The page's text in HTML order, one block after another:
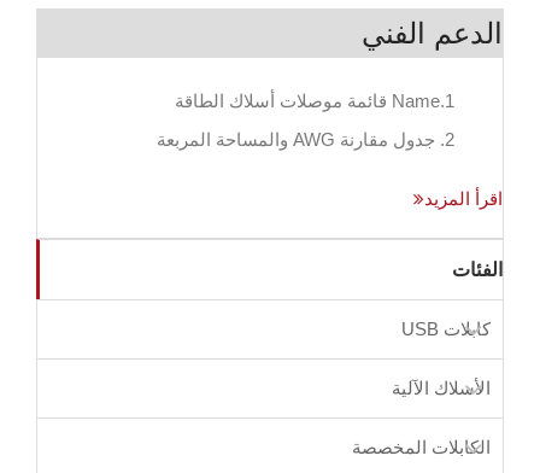
الدعم الفني
1.Name قائمة موصلات أسلاك الطاقة
2. جدول مقارنة AWG والمساحة المربعة
اقرأ المزيد
الفئات
كابلات USB
الأسلاك الآلية
الكابلات المخصصة